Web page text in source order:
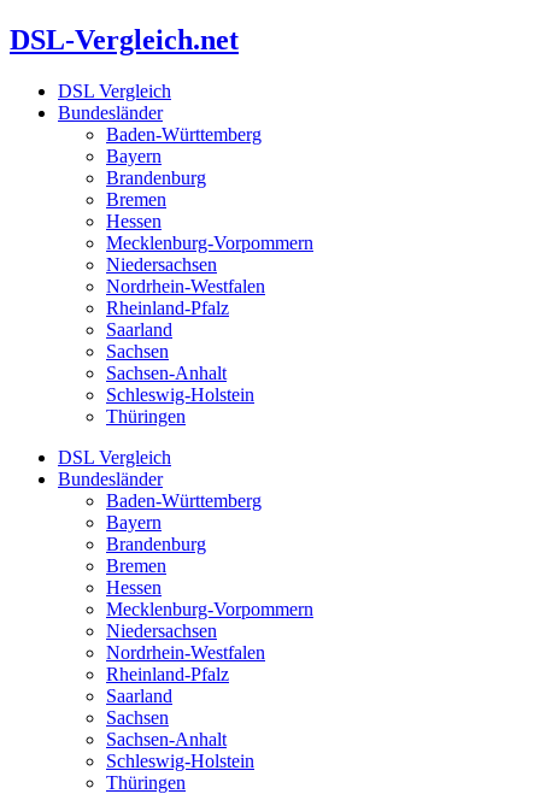
Zum
Inhalt
DSL-Vergleich.net
DSL Vergleich
Bundesländer
Baden-Württemberg
Bayern
Brandenburg
Bremen
Hessen
Mecklenburg-Vorpommern
Niedersachsen
Nordrhein-Westfalen
Rheinland-Pfalz
Saarland
Sachsen
Sachsen-Anhalt
Schleswig-Holstein
Thüringen
DSL Vergleich
Bundesländer
Baden-Württemberg
Bayern
Brandenburg
Bremen
Hessen
Mecklenburg-Vorpommern
Niedersachsen
Nordrhein-Westfalen
Rheinland-Pfalz
Saarland
Sachsen
Sachsen-Anhalt
Schleswig-Holstein
Thüringen